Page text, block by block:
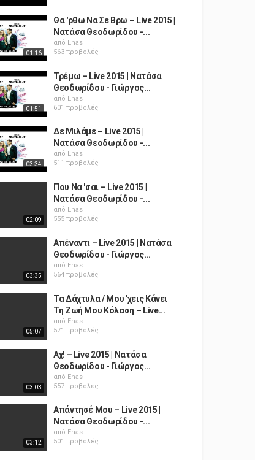
01:16
Θα 'ρθω Να Σε Βρω – Live 2015 |
Νατάσα Θεοδωρίδου -...
από Enas
563 προβολές
01:51
Τρέμω – Live 2015 | Νατάσα
Θεοδωρίδου - Γιώργος...
από Enas
601 προβολές
03:34
Δε Μιλάμε – Live 2015 |
Νατάσα Θεοδωρίδου -...
από Enas
511 προβολές
02:09
Που Να 'σαι – Live 2015 |
Νατάσα Θεοδωρίδου -...
από Enas
555 προβολές
03:35
Απέναντι – Live 2015 | Νατάσα
Θεοδωρίδου - Γιώργος...
από Enas
564 προβολές
05:07
Τα Δάχτυλα / Μου 'χεις Κάνει
Τη Ζωή Μου Κόλαση – Live...
από Enas
571 προβολές
03:03
Αχ! – Live 2015 | Νατάσα
Θεοδωρίδου - Γιώργος...
από Enas
557 προβολές
03:12
Απάντησέ Μου – Live 2015 |
Νατάσα Θεοδωρίδου -...
από Enas
501 προβολές